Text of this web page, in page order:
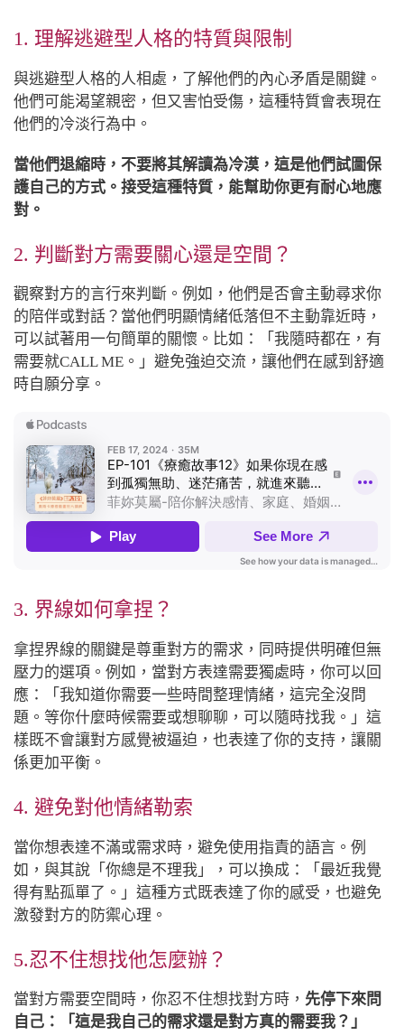
1. 理解逃避型人格的特質與限制
與逃避型人格的人相處，了解他們的內心矛盾是關鍵。
他們可能渴望親密，但又害怕受傷，這種特質會表現在
他們的冷淡行為中。
當他們退縮時，不要將其解讀為冷漠，這是他們試圖保
護自己的方式。接受這種特質，能幫助你更有耐心地應
對。
2. 判斷對方需要關心還是空間？
觀察對方的言行來判斷。例如，他們是否會主動尋求你
的陪伴或對話？當他們明顯情緒低落但不主動靠近時，
可以試著用一句簡單的關懷。比如：「我隨時都在，有
需要就CALL ME。」避免強迫交流，讓他們在感到舒適
時自願分享。
3. 界線如何拿捏？
拿捏界線的關鍵是尊重對方的需求，同時提供明確但無
壓力的選項。例如，當對方表達需要獨處時，你可以回
應：「我知道你需要一些時間整理情緒，這完全沒問
題。等你什麼時候需要或想聊聊，可以隨時找我。」這
樣既不會讓對方感覺被逼迫，也表達了你的支持，讓關
係更加平衡。
4. 避免對他情緒勒索
當你想表達不滿或需求時，避免使用指責的語言。例
如，與其說「你總是不理我」，可以換成：「最近我覺
得有點孤單了。」這種方式既表達了你的感受，也避免
激發對方的防禦心理。
5.忍不住想找他怎麼辦？
當對方需要空間時，你忍不住想找對方時， 先停下來問
自己：「這是我自己的需求還是對方真的需要我？」